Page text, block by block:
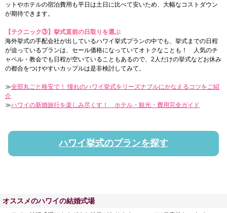
ットやホテルの宿泊費用も平日は土日に比べて安いため、大幅なコストダウン
が期待できます。
【テクニック③】挙式直前の日取りを選ぶ
海外挙式の手配会社が出しているハワイ挙式プランの中でも、挙式までの日程
が迫っているプランは、セール価格になっていてオトクなことも！ 人気のチ
ャペル・教会でも日程が空いていることもあるので、2人だけの挙式などお休み
の都合をつけやすいカップルは是非検討してみて。
≫全部丸ごと格安で！ 憧れのハワイ挙式をリーズナブルにかなえるコツをご紹
介
≫ハワイの新婚旅行を楽しみ尽くす！ ホテル・観光・費用完全ガイド
ハワイ挙式のプランを探す
オススメのハワイの結婚式場